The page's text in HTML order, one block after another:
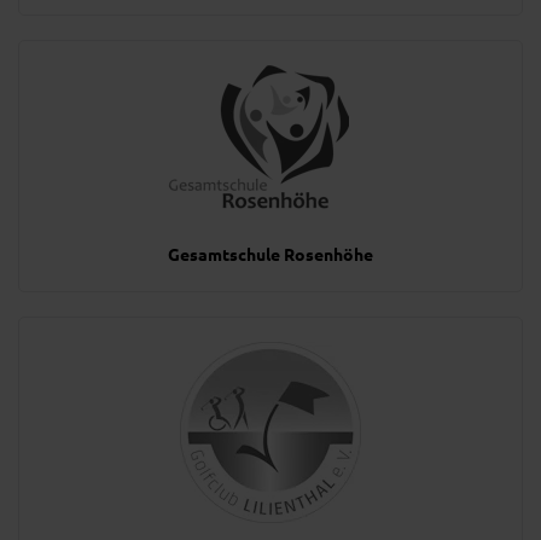
Gesamtschule Rosenhöhe